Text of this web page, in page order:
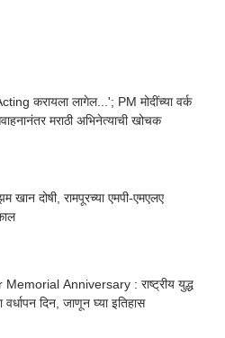
करायला लागेल...'; PM मोदींच्या वर्क
मराठी अभिनेत्याची खोचक
खान दोषी, रामपूरच्या एमपी-एमएलए
Anniversary : राष्ट्रीय युद्ध
वर्धापन दिन, जाणून घ्या इतिहास